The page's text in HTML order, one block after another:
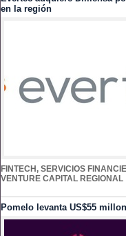
en la región
FINTECH , SERVICIOS
VENTURE CAPITAL REGIONAL
Pomelo levanta US$55